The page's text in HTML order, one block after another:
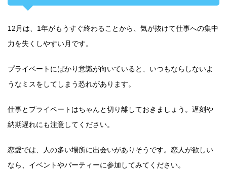
12月は、1年がもうすぐ終わることから、気が抜けて仕事への集中
力を失くしやすい月です。
プライベートにばかり意識が向いていると、いつもならしないよ
うなミスをしてしまう恐れがあります。
仕事とプライベートはちゃんと切り離しておきましょう。遅刻や
納期遅れにも注意してください。
恋愛では、人の多い場所に出会いがありそうです。恋人が欲しい
なら、イベントやパーティーに参加してみてください。